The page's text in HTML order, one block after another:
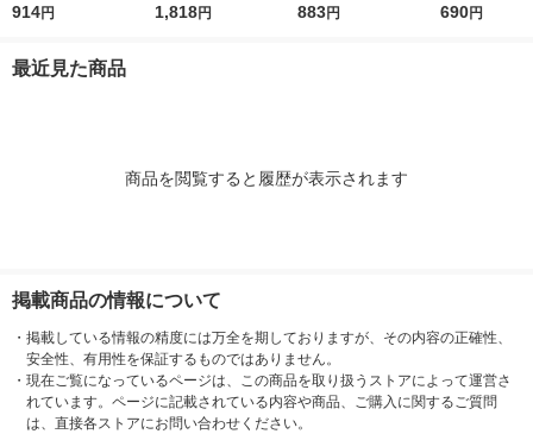
0枚） スタンダー
914円
タンダード ファイル
1,818円
タテ 30穴 厚さ0.08m
883円
タテ 30穴 厚
690円
最近見た商品
商品を閲覧すると履歴が表示されます
掲載商品の情報について
・ 掲載している情報の精度には万全を期しておりますが、その内容の正確性、
安全性、有用性を保証するものではありません。
・ 現在ご覧になっているページは、この商品を取り扱うストアによって運営さ
れています。ページに記載されている内容や商品、ご購入に関するご質問
は、直接各ストアにお問い合わせください。